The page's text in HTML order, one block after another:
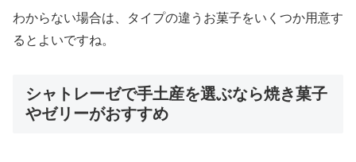
わからない場合は、タイプの違うお菓子をいくつか用意す
るとよいですね。
シャトレーゼで手土産を選ぶなら焼き菓子
やゼリーがおすすめ